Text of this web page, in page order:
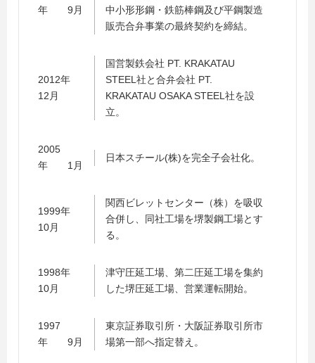
年 9月
中小形形鋼・鉄筋棒鋼及び平鋼製造
販売合弁事業の最終契約を締結。
2012年
12月
国営製鉄会社 PT. KRAKATAU
STEEL社と合弁会社 PT.
KRAKATAU OSAKA STEEL社を設
立。
2005
年 1月
日本スチール(株)を完全子会社化。
1999年
10月
関西ビレットセンター（株）を吸収
合併し、同社工場を堺製鋼工場とす
る。
1998年
10月
津守圧延工場、第二圧延工場を集約
した堺圧延工場、営業運転開始。
1997
年 9月
東京証券取引所・大阪証券取引所市
場第一部へ指定替え。